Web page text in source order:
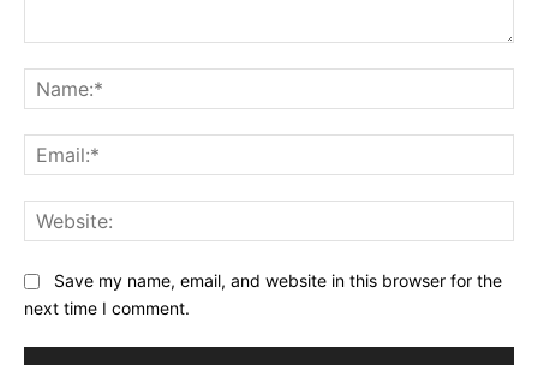
Save my name, email, and website in this browser for the
next time I comment.